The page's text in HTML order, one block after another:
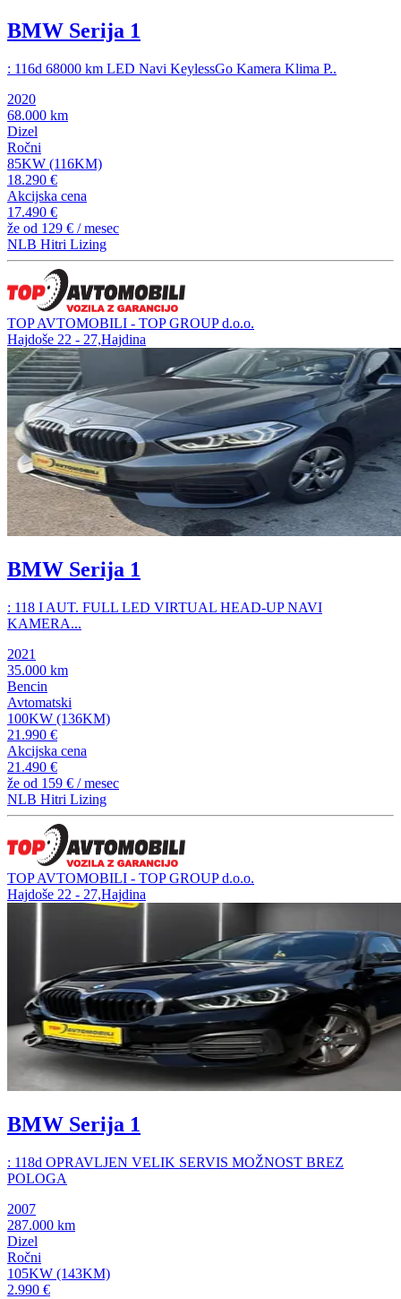
BMW Serija 1
: 116d 68000 km LED Navi KeylessGo Kamera Klima P..
2020
68.000 km
Dizel
Ročni
85KW (116KM)
18.290 €
Akcijska cena
17.490 €
že od 129 € / mesec
NLB Hitri Lizing
TOP AVTOMOBILI - TOP GROUP d.o.o.
Hajdoše 22 - 27,Hajdina
BMW Serija 1
: 118 I AUT. FULL LED VIRTUAL HEAD-UP NAVI
KAMERA...
2021
35.000 km
Bencin
Avtomatski
100KW (136KM)
21.990 €
Akcijska cena
21.490 €
že od 159 € / mesec
NLB Hitri Lizing
TOP AVTOMOBILI - TOP GROUP d.o.o.
Hajdoše 22 - 27,Hajdina
BMW Serija 1
: 118d OPRAVLJEN VELIK SERVIS MOŽNOST BREZ
POLOGA
2007
287.000 km
Dizel
Ročni
105KW (143KM)
2.990 €